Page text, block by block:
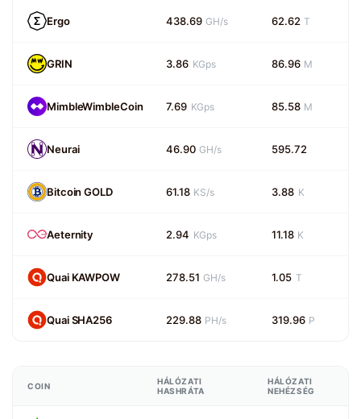
Ergo 438.69 GH/s 62.62 T
GRIN 3.86 KGps 86.96 M
MimbleWimbleCoin 7.69 KGps 85.58 M
Neurai 46.90 GH/s 595.72
Bitcoin GOLD 61.18 KS/s 3.88 K
Aeternity 2.94 KGps 11.18 K
Quai KAWPOW 278.51 GH/s 1.05 T
Quai SHA256 229.88 PH/s 319.96 P
COIN
HÁLÓZATI
HASHRÁTA
HÁLÓZATI
NEHÉZSÉG